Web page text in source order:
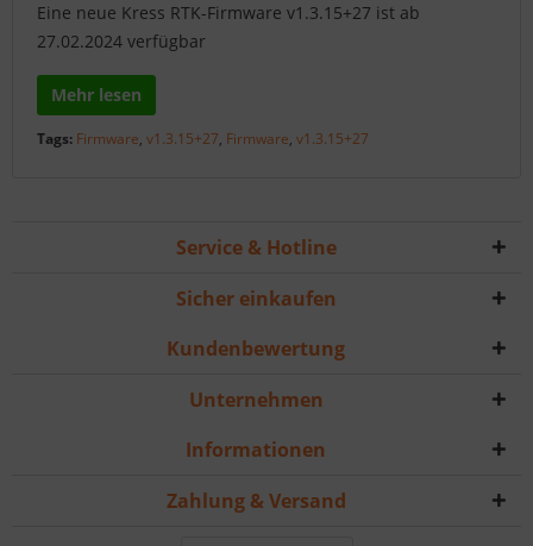
Eine neue Kress RTK-Firmware v1.3.15+27 ist ab
27.02.2024 verfügbar
Mehr lesen
Tags: Firmware, v1.3.15+27, Firmware, v1.3.15+27
Service & Hotline
Sicher einkaufen
Kundenbewertung
Unternehmen
Informationen
Zahlung & Versand